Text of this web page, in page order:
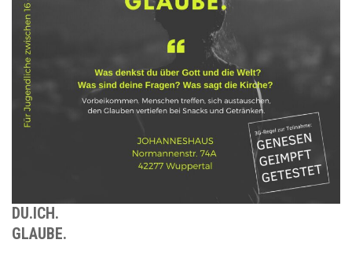
DU.ICH.
GLAUBE.